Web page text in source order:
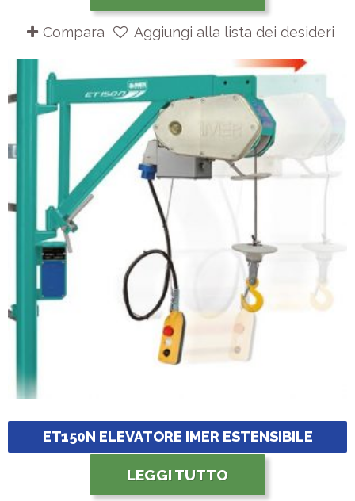
Compara Aggiungi alla lista dei desideri
ET150N ELEVATORE IMER ESTENSIBILE
LEGGI TUTTO